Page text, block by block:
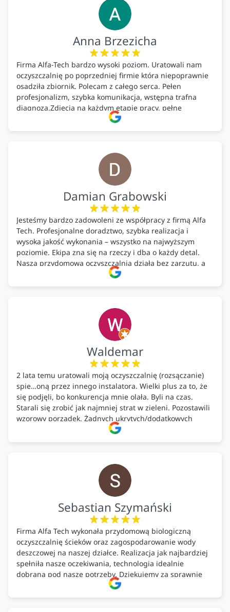
Anna Brzezicha
Firma Alfa-Tech bardzo wysoki poziom. Uratowali nam
oczyszczalnię po poprzedniej firmie która niepoprawnie
osadziła zbiornik. Polecam z całego serca. Pełen
profesjonalizm, szybka komunikacja, wstępna trafna
diagnoza.Zdjęcia na każdym etapie pracy, pełne
doradztwo.Dobrze wyszkoleni i znający się na rzeczy.
Podsumowując ekipa na wysokim poziomie, rzetelna.
Damian Grabowski
Jesteśmy bardzo zadowoleni ze współpracy z firmą Alfa
Tech. Profesjonalne doradztwo, szybka realizacja i
wysoka jakość wykonania – wszystko na najwyższym
poziomie. Ekipa zna się na rzeczy i dba o każdy detal.
Nasza przydomowa oczyszczalnia działa bez zarzutu, a
całość została wykonana zgodnie z terminem i
ustaleniami. Z czystym sumieniem polecamy Alfa Tech
ekologicznych rozwiązań!🍀
Waldemar
2 lata temu uratowali moją oczyszczalnię (rozsączanie)
spie…oną przez innego instalatora. Wielki plus za to, że
się podjęli, bo konkurencja mnie olała. Byli na czas.
Starali się zrobić jak najmniej strat w zieleni. Pozostawili
wzorowy porządek. Żadnych ukrytych/dodatkowych
kosztów. Zaskoczenie. Kontakt bardzo OK. Obsługa
pomontażowa również OK. A ich środki do oczyszczalni –
Sebastian Szymański
Firma Alfa Tech wykonała przydomową biologiczną
oczyszczalnię ścieków oraz zagospodarowanie wody
deszczowej na naszej działce. Realizacja jak najbardziej
spełniła nasze oczekiwania, technologia idealnie
dobrana pod nasze potrzeby. Dziękujemy za sprawnie
wykonany montaż w świetnej atmosferze! Polecam!